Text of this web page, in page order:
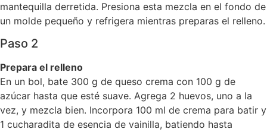
mantequilla derretida. Presiona esta mezcla en el fondo de
un molde pequeño y refrigera mientras preparas el relleno.
Paso 2
Prepara el relleno
En un bol, bate 300 g de queso crema con 100 g de
azúcar hasta que esté suave. Agrega 2 huevos, uno a la
vez, y mezcla bien. Incorpora 100 ml de crema para batir y
1 cucharadita de esencia de vainilla, batiendo hasta